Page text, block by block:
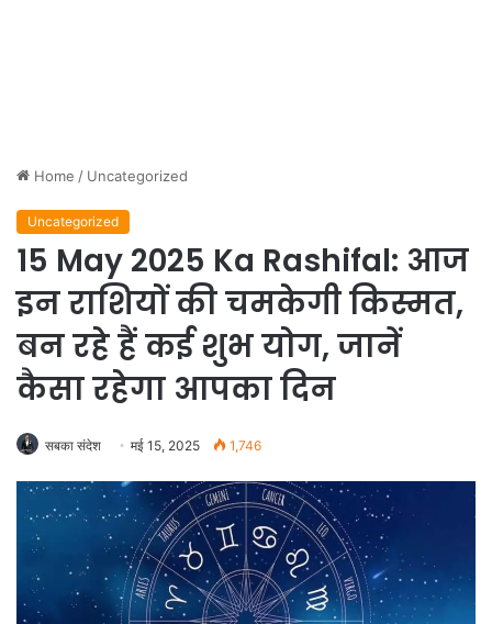
Home / Uncategorized
Uncategorized
15 May 2025 Ka Rashifal: आज
इन राशियों की चमकेगी किस्मत,
बन रहे हैं कई शुभ योग, जानें
कैसा रहेगा आपका दिन
सबका संदेश मई 15, 2025 1,746